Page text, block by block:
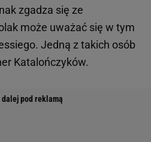
zgadza się ze
może uważać się w tym
Jedną z takich osób
Katalończyków.